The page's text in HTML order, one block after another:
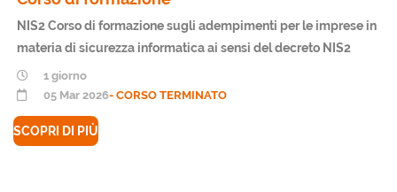
NIS2 Corso di formazione sugli adempimenti per le imprese in
materia di sicurezza informatica ai sensi del decreto NIS2
1 giorno
05 Mar 2026- CORSO TERMINATO
SCOPRI DI PIÙ